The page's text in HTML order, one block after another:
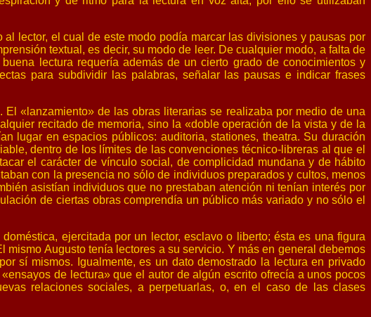
lector, el cual de este modo podía marcar las divisiones y pausas por
textual, es decir, su modo de leer. De cualquier modo, a falta de
lectura requería además de un cierto grado de conocimientos y
para subdividir las palabras, señalar las pausas e indicar frases
«lanzamiento» de las obras literarias se realizaba por medio de una
recitado de memoria, sino la «doble operación de la vista y de la
lugar en espacios públicos: auditoria, stationes, theatra. Su duración
dentro de los límites de las convenciones técnico-libreras al que el
el carácter de vínculo social, de complicidad mundana y de hábito
con la presencia no sólo de individuos preparados y cultos, menos
asistían individuos que no prestaban atención ni tenían interés por
de ciertas obras comprendía un público más variado y no sólo el
ejercitada por un lector, esclavo o liberto; ésta es una figura
Augusto tenía lectores a su servicio. Y más en general debemos
sí mismos. Igualmente, es un dato demostrado la lectura en privado
de lectura» que el autor de algún escrito ofrecía a unos pocos
relaciones sociales, a perpetuarlas, o, en el caso de las clases